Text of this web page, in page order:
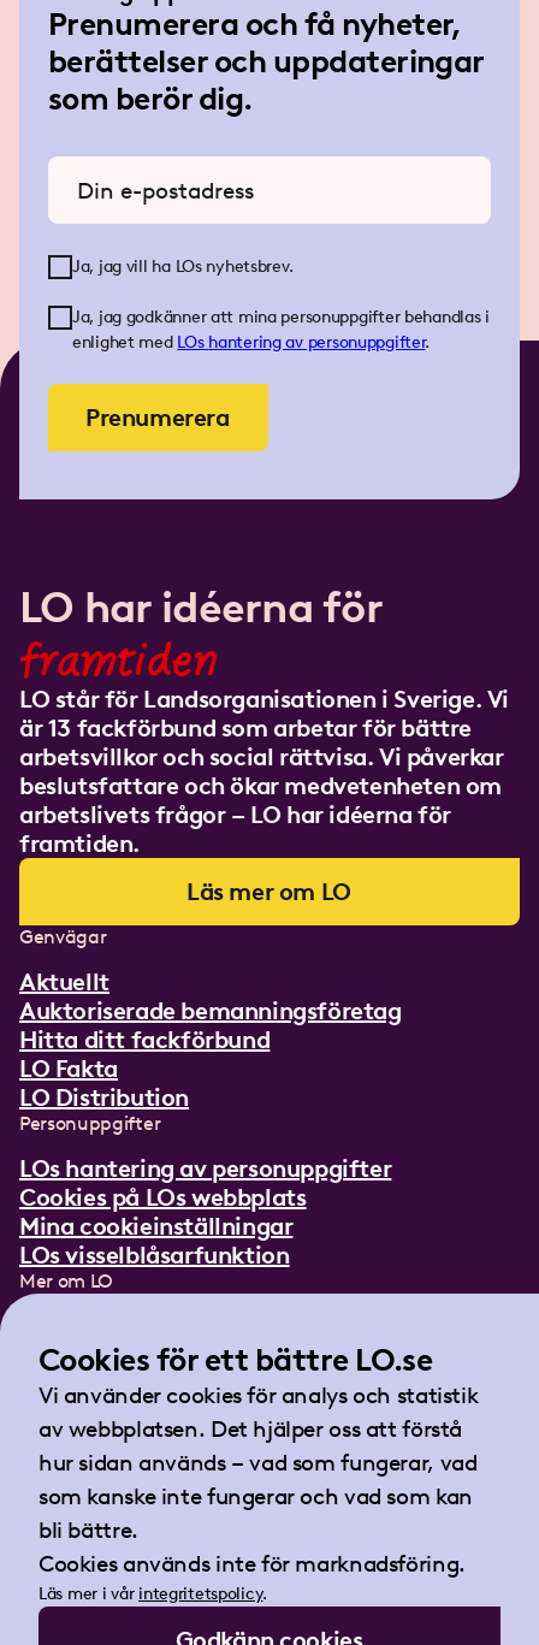
Prenumerera och få nyheter,
berättelser och uppdateringar
som berör dig.
Ange din e-postadress
Ja, jag vill ha LOs nyhetsbrev.
Ja, jag godkänner att mina personuppgifter behandlas i
enlighet med LOs hantering av personuppgifter.
Prenumerera
LO har idéerna för
framtiden
LO står för Landsorganisationen i Sverige. Vi
är 13 fackförbund som arbetar för bättre
arbetsvillkor och social rättvisa. Vi påverkar
beslutsfattare och ökar medvetenheten om
arbetslivets frågor – LO har idéerna för
framtiden.
Läs mer om LO
Genvägar
Aktuellt
Auktoriserade bemanningsföretag
Hitta ditt fackförbund
LO Fakta
LO Distribution
Personuppgifter
LOs hantering av personuppgifter
Cookies på LOs webbplats
Mina cookieinställningar
LOs visselblåsarfunktion
Mer om LO
Lättläst om LO
Teckenspråksfilm
Tidningen Arbetet
Landsorganisationen i Sverige
Barnhusgatan 18
105 53 Stockholm
Tel:08-796 25 00
Fax:08-796 25 17
E-post:info@lo.se
Cookies för ett bättre LO.se
Vi använder cookies för analys och statistik
av webbplatsen. Det hjälper oss att förstå
hur sidan används – vad som fungerar, vad
som kanske inte fungerar och vad som kan
bli bättre.
Cookies används inte för marknadsföring.
Läs mer i vår integritetspolicy.